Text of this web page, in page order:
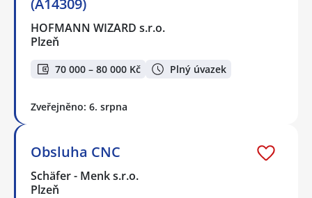
(A14309)
HOFMANN WIZARD s.r.o.
Plzeň
70 000 – 80 000 Kč Plný úvazek
Zveřejněno: 6. srpna
Obsluha CNC
Schäfer - Menk s.r.o.
Plzeň